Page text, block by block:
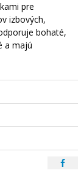
pre
izbových,
bohaté,
a majú